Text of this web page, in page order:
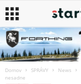
Domov SPRÁVY News
nesadne